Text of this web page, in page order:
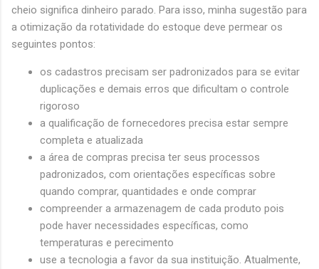
cheio significa dinheiro parado. Para isso, minha sugestão para
a otimização da rotatividade do estoque deve permear os
seguintes pontos:
os cadastros precisam ser padronizados para se evitar
duplicações e demais erros que dificultam o controle
rigoroso
a qualificação de fornecedores precisa estar sempre
completa e atualizada
a área de compras precisa ter seus processos
padronizados, com orientações específicas sobre
quando comprar, quantidades e onde comprar
compreender a armazenagem de cada produto pois
pode haver necessidades específicas, como
temperaturas e perecimento
use a tecnologia a favor da sua instituição. Atualmente,